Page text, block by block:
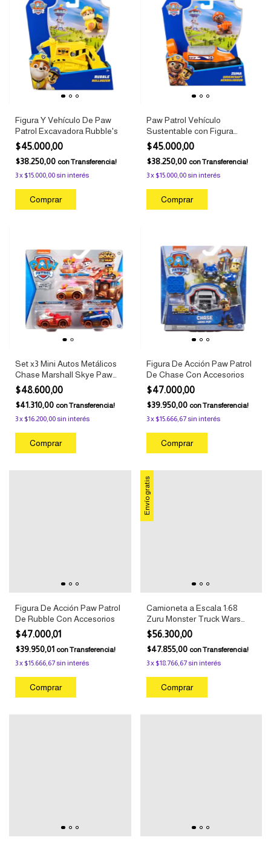
Figura Y Vehículo De Paw
Patrol Excavadora Rubble's
$45.000,00
$38.250,00 conTransferencia!
3x $15.000,00sin interés
Paw Patrol Vehículo
Sustentable con Figura
Zuma
$45.000,00
$38.250,00 conTransferencia!
3x $15.000,00sin interés
Set x3 Mini Autos Metálicos
Chase Marshall Skye Paw
Patrol Off Road
$48.600,00
$41.310,00 conTransferencia!
3x $16.200,00sin interés
Figura De Acción Paw Patrol
De Chase Con Accesorios
$47.000,00
$39.950,00 conTransferencia!
3x $15.666,67sin interés
Figura De Acción Paw Patrol
De Rubble Con Accesorios
$47.000,01
$39.950,01 conTransferencia!
3x $15.666,67sin interés
Envío gratis
Camioneta a Escala 1:68
Zuru Monster Truck Wars
2023
$56.300,00
$47.855,00 conTransferencia!
3x $18.766,67sin interés